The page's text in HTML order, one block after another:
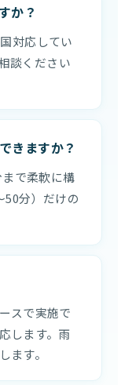
か？
対応してい
談ください
きますか？
で柔軟に構
50分）だけの
スで実施で
します。雨
ます。